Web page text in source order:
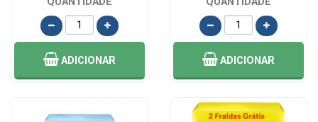
ADICIONAR ADICIONAR